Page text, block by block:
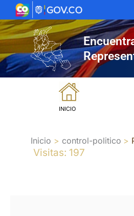
al
contenido
INICIO
Inicio control-politico
Visitas: 197